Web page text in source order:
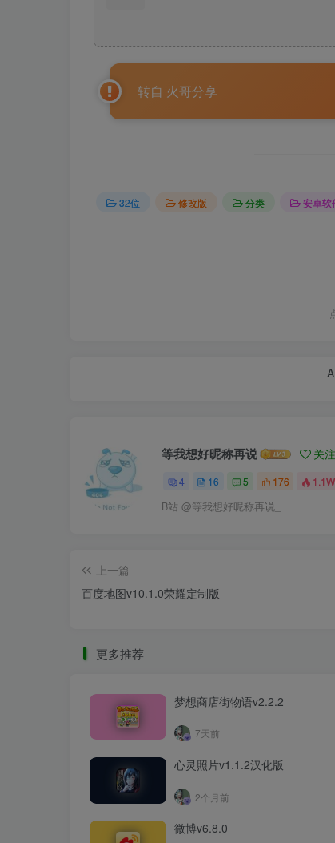
转自 火哥分享
32位 修改版 分类 安卓软
等我想好昵称再说 关注
4 16 5 176
B站 @等我想好昵称再说_
上一篇
百度地图v10.1.0荣耀定制版
更多推荐
梦想商店街物语v2.2.2
7天前
心灵照片v1.1.2汉化版
2个月前
微博v6.8.0